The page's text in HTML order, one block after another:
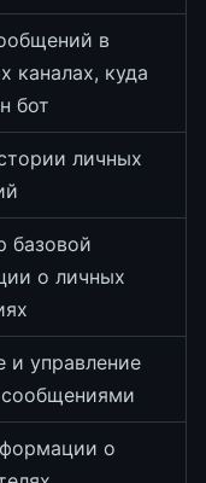
в
каналах, куда
бот
личных
базовой
о личных
и управление
о